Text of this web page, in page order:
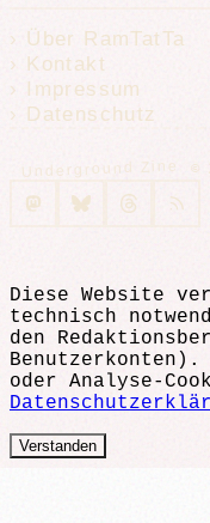
Über RamTatTa
Kontakt
Impressum
Datenschutz
Underground Zine ©
Diese Website
technisch
den
oder Analyse-
Verstanden